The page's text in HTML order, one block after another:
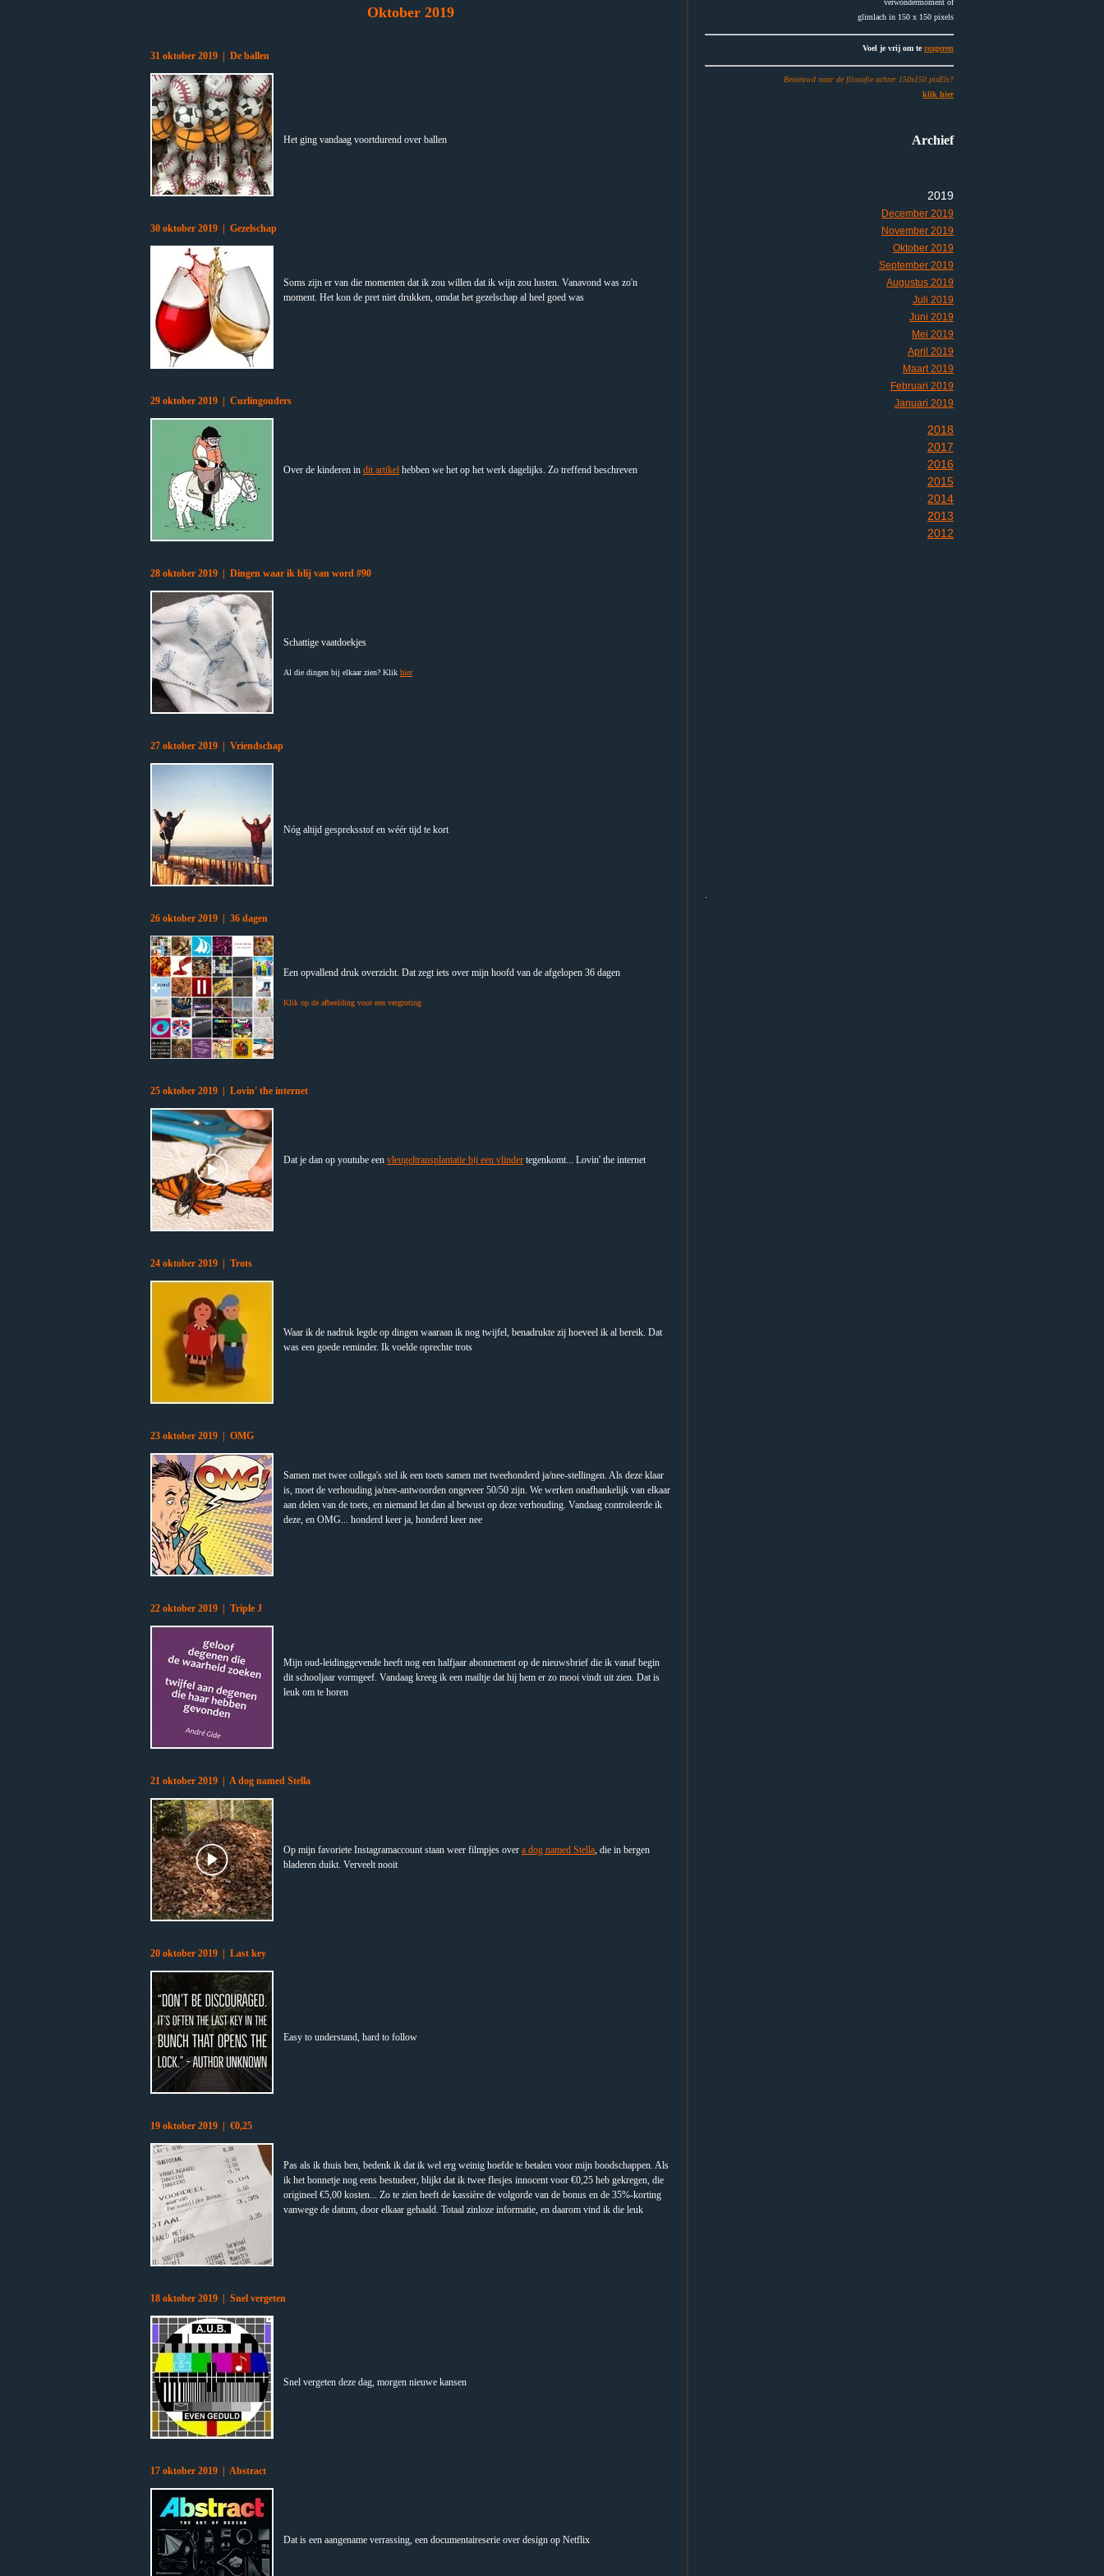
Oktober 2019
31 oktober 2019 | De ballen
Het ging vandaag voortdurend over ballen
30 oktober 2019 | Gezelschap
Soms zijn er van die momenten dat ik zou willen dat ik wijn zou lusten. Vanavond was zo'n
moment. Het kon de pret niet drukken, omdat het gezelschap al heel goed was
29 oktober 2019 | Curlingouders
Over de kinderen in dit artikel hebben we het op het werk dagelijks. Zo treffend beschreven
28 oktober 2019 | Dingen waar ik blij van word #90
Schattige vaatdoekjes
Al die dingen bij elkaar zien? Klik hier
27 oktober 2019 | Vriendschap
Nóg altijd gespreksstof en wéér tijd te kort
26 oktober 2019 | 36 dagen
Een opvallend druk overzicht. Dat zegt iets over mijn hoofd van de afgelopen 36 dagen
Klik op de afbeelding voor een vergroting
25 oktober 2019 | Lovin' the internet
Dat je dan op youtube een vleugeltransplantatie bij een vlinder tegenkomt... Lovin' the internet
24 oktober 2019 | Trots
Waar ik de nadruk legde op dingen waaraan ik nog twijfel, benadrukte zij hoeveel ik al bereik. Dat
was een goede reminder. Ik voelde oprechte trots
23 oktober 2019 | OMG
Samen met twee collega's stel ik een toets samen met tweehonderd ja/nee-stellingen. Als deze klaar
is, moet de verhouding ja/nee-antwoorden ongeveer 50/50 zijn. We werken onafhankelijk van elkaar
aan delen van de toets, en niemand let dan al bewust op deze verhouding. Vandaag controleerde ik
deze, en OMG... honderd keer ja, honderd keer nee
22 oktober 2019 | Triple J
Mijn oud-leidinggevende heeft nog een halfjaar abonnement op de nieuwsbrief die ik vanaf begin
dit schooljaar vormgeef. Vandaag kreeg ik een mailtje dat hij hem er zo mooi vindt uit zien. Dat is
leuk om te horen
21 oktober 2019 | A dog named Stella
Op mijn favoriete Instagramaccount staan weer filmpjes over a dog named Stella, die in bergen
bladeren duikt. Verveelt nooit
20 oktober 2019 | Last key
Easy to understand, hard to follow
19 oktober 2019 | €0,25
Pas als ik thuis ben, bedenk ik dat ik wel erg weinig hoefde te betalen voor mijn boodschappen. Als
ik het bonnetje nog eens bestudeer, blijkt dat ik twee flesjes innocent voor €0,25 heb gekregen, die
origineel €5,00 kosten... Zo te zien heeft de kassière de volgorde van de bonus en de 35%-korting
vanwege de datum, door elkaar gehaald. Totaal zinloze informatie, en daarom vind ik die leuk
18 oktober 2019 | Snel vergeten
Snel vergeten deze dag, morgen nieuwe kansen
17 oktober 2019 | Abstract
Dat is een aangename verrassing, een documentaireserie over design op Netflix
verwondermoment of
glimlach in 150 x 150 pixels
Voel je vrij om te reageren
Benieuwd naar de filosofie achter 150x150 pixEls?
klik hier
Archief
2019
December 2019
November 2019
Oktober 2019
September 2019
Augustus 2019
Juli 2019
Juni 2019
Mei 2019
April 2019
Maart 2019
Februari 2019
Januari 2019
2018
2017
2016
2015
2014
2013
2012
.